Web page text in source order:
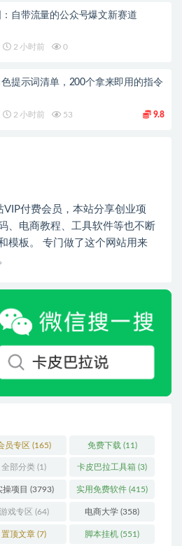
自带流量的公众号爆文新赛道
2 小时前 0
色提示词清单，200个拿来即用的指令
2 小时前 53 9.8
付费会员，本站分享创业项
、电商教程、工具软件等也不断
模板。 专门做了这个网站用来
员专区 (165) 免费下载 (11)
全部分类 (1) 卡皮巴拉工具箱 (3)
操项目 (3793) 实用免费软件 (415)
游戏专区 (64) 电商大学 (358)
置顶文章 (7) 脚本挂机 (551)